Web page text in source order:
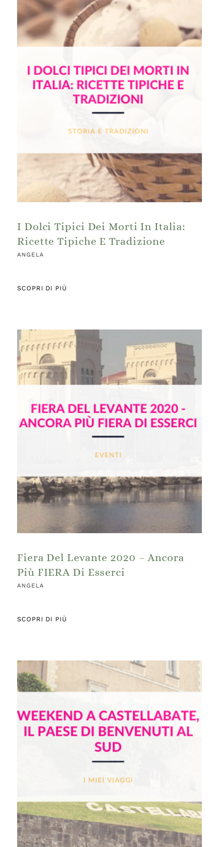
I Dolci Tipici Dei Morti In Italia:
Ricette Tipiche E Tradizione
ANGELA
SCOPRI DI PIÙ
Fiera Del Levante 2020 – Ancora
Più FIERA Di Esserci
ANGELA
SCOPRI DI PIÙ